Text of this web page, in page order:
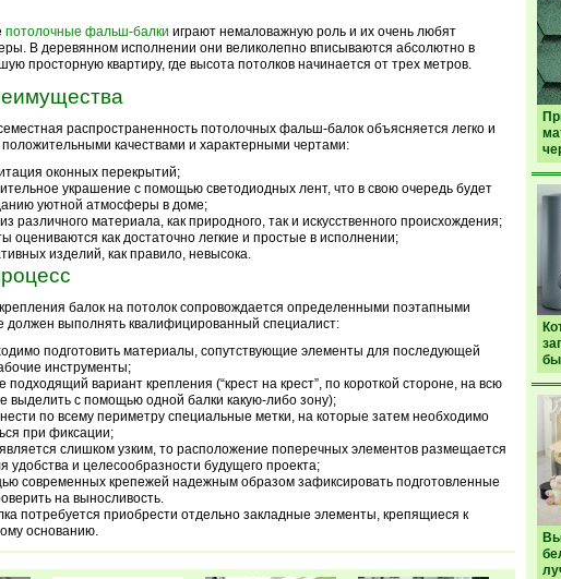
потолочные фальш-балки играют немаловажную роль и их очень любят
В деревянном исполнении они великолепно вписываются абсолютно в
просторную квартиру, где высота потолков начинается от трех метров.
распространенность потолочных фальш-балок объясняется легко и
качествами и характерными чертами:
оконных перекрытий;
украшение с помощью светодиодных лент, что в свою очередь будет
уютной атмосферы в доме;
различного материала, как природного, так и искусственного происхождения;
оцениваются как достаточно легкие и простые в исполнении;
изделий, как правило, невысока.
балок на потолок сопровождается определенными поэтапными
должен выполнять квалифицированный специалист:
подготовить материалы, сопутствующие элементы для последующей
инструменты;
подходящий вариант крепления (“крест на крест”, по короткой стороне, на всю
выделить с помощью одной балки какую-либо зону);
по всему периметру специальные метки, на которые затем необходимо
при фиксации;
слишком узким, то расположение поперечных элементов размещается
удобства и целесообразности будущего проекта;
современных крепежей надежным образом зафиксировать подготовленные
на выносливость.
потребуется приобрести отдельно закладные элементы, крепящиеся к
основанию.